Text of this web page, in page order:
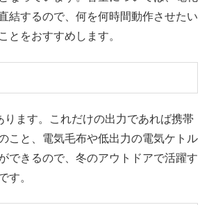
結するので、何を何時間動作させたい
とをおすすめします。
ります。これだけの出力であれば携帯
こと、電気毛布や低出力の電気ケトル
できるので、冬のアウトドアで活躍す
す。